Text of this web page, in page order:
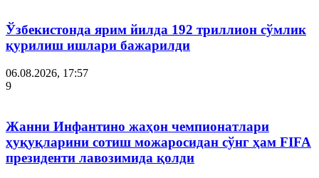
Ўзбекистонда ярим йилда 192 триллион сўмлик
қурилиш ишлари бажарилди
06.08.2026, 17:57
9
Жанни Инфантино жаҳон чемпионатлари
ҳуқуқларини сотиш можаросидан сўнг ҳам FIFA
президенти лавозимида қолди